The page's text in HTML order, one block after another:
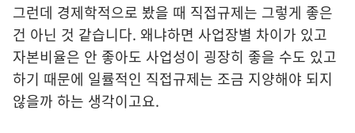
그런데 경제학적으로 봤을 때 직접규제는 그렇게 좋은
건 아닌 것 같습니다. 왜냐하면 사업장별 차이가 있고
자본비율은 안 좋아도 사업성이 굉장히 좋을 수도 있고
하기 때문에 일률적인 직접규제는 조금 지양해야 되지
않을까 하는 생각이고요.